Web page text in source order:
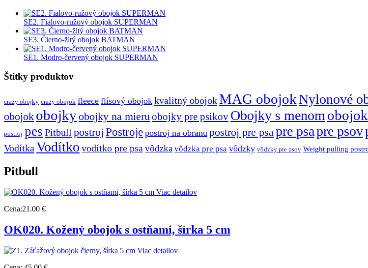
SE2. Fialovo-ružový obojok SUPERMAN
SE3. Čierno-žltý obojok BATMAN
SE1. Modro-červený obojok SUPERMAN
Štítky produktov
crazy obojky crazy obojok fleece flísový obojok kvalitný obojokMAG obojokNylonové
obojok obojkyobojky na mieruobojky pre psikov Obojky s menomobojok
postroj pes Pitbull postroj Postroje postroj na obranu postroj pre psapre psapre psov
Vodítka Vodítko vodítko pre psa vôdzka vôdzka pre psa vôdzky vôdzky pre psov Weight pulling
Pitbull
Viac detailov
Cena:21.00 €
OK020. Kožený obojok s ostňami, šírka 5 cm
Viac detailov